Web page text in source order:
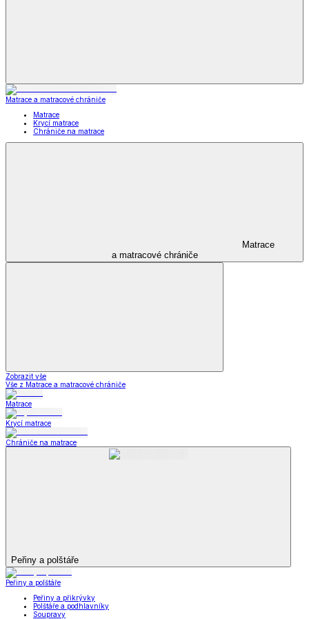
Matrace a matracové chrániče
Matrace
Krycí matrace
Chrániče na matrace
Matrace
a matracové chrániče
Zobrazit vše
Vše z Matrace a matracové chrániče
Matrace
Krycí matrace
Chrániče na matrace
Peřiny a polštáře
Peřiny a polštáře
Peřiny a přikrývky
Polštáře a podhlavníky
Soupravy